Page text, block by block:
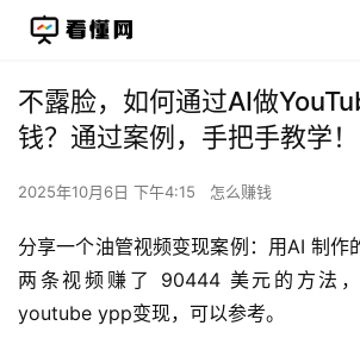
不露脸，如何通过AI做
钱？通过案例，手把手教学！
2025年10月6日 下午4:15 怎么赚钱
分享一个油管视频变现案例：用AI 制作
两条视频赚了 90444 美元的方法
youtube ypp变现，可以参考。